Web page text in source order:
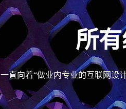
所
一直向着“做业内专业的互联网设